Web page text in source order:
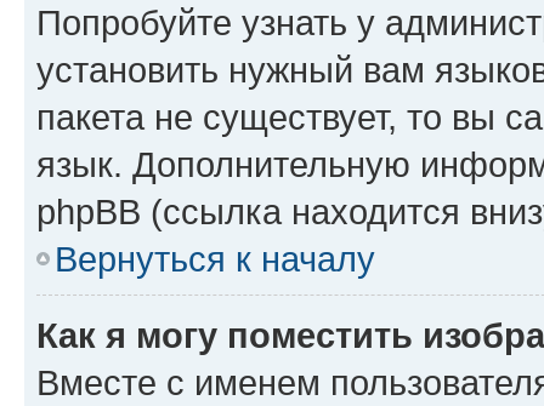
Попробуйте узнать у
установить нужный вам
пакета не существует, то вы
язык. Дополнительную
phpBB (ссылка находится
Вернуться к началу
Как я могу поместить
Вместе с именем